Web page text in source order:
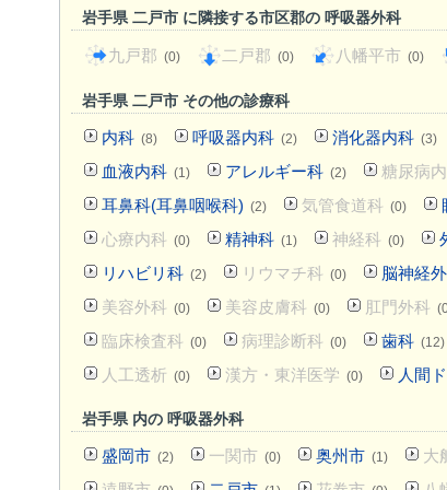
岩手県 二戸市 に隣接する市区郡の 呼吸器外科
九戸郡 (0) 二戸郡 (0) 八幡平市 (0)
岩手県 二戸市 その他の診療科
内科 (8) 呼吸器内科 (2) 消化器内科 (3)
血液内科 (1) アレルギー科 (2) 糖尿病
耳鼻科(耳鼻咽喉科) (2) 気管食道科 (0)
心療内科 (0) 精神科 (1) 神経科 (0)
リハビリ科 (2) リウマチ科 (0) 脳神経
美容外科 (0) 美容皮膚科 (0) 肛門外科
臨床検査科 (0) 病理診断科 (0) 歯科 (12)
人工透析 (0) 漢方・東洋医学 (0) 人間
岩手県 内の 呼吸器外科
盛岡市 (2) 一関市 (0) 奥州市 (1) 大